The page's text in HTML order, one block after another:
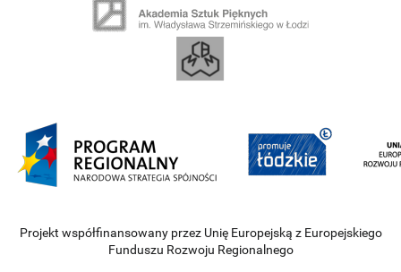
Projekt współfinansowany przez Unię Europejską z Europejskiego
Funduszu Rozwoju Regionalnego